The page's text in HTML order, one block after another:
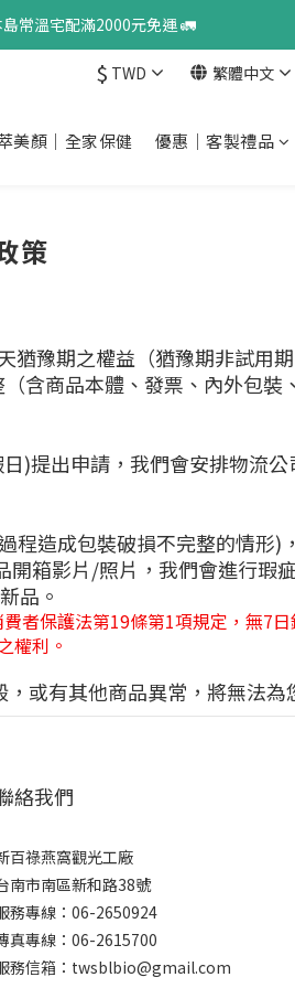
常溫宅配滿2000元免運 🚛
$ TWD 繁體中文
美顏｜全家保健 優惠｜客製禮品
策
豫期之權益（猶豫期非試用
含商品本體、發票、內外包裝
)提出申請，我們會安排物流
造成包裝破損不完整的情形)
箱影片/照片，我們會進行瑕
品。
者保護法第19條第1項規定，無7
權利。
或有其他商品異常，將無法為
絡我們
百祿燕窩觀光工廠
南市南區新和路38號
務專線：06-2650924
真專線：06-2615700
務信箱：twsblbio@gmail.com